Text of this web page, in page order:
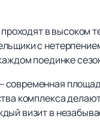
в высоком
с
поединке
комплекса
визит в